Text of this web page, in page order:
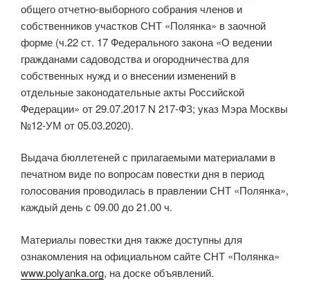
общего отчетно-выборного собрания членов и
собственников участков СНТ «Полянка» в заочной
форме (ч.22 ст. 17 Федерального закона «О ведении
гражданами садоводства и огородничества для
собственных нужд и о внесении изменений в
отдельные законодательные акты Российской
Федерации» от 29.07.2017 N 217-ФЗ; указ Мэра Москвы
№12-УМ от 05.03.2020).
Выдача бюллетеней с прилагаемыми материалами в
печатном виде по вопросам повестки дня в период
голосования проводилась в правлении СНТ «Полянка»,
каждый день с 09.00 до 21.00 ч.
Материалы повестки дня также доступны для
ознакомления на официальном сайте СНТ «Полянка»
www.polyanka.org, на доске объявлений.